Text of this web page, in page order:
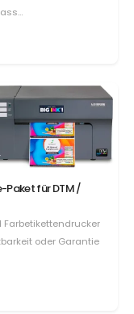
Paket für DTM /
Farbetikettendrucker
oder Garantie